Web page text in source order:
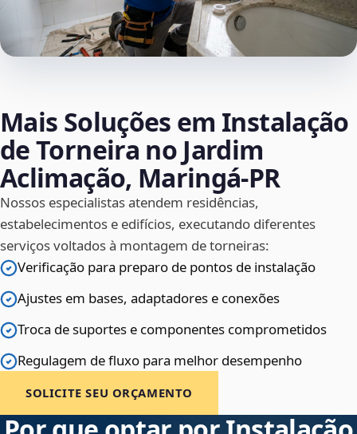
Mais Soluções em Instalação
de Torneira no Jardim
Aclimação, Maringá‑PR
Nossos especialistas atendem residências,
estabelecimentos e edifícios, executando diferentes
serviços voltados à montagem de torneiras:
Verificação para preparo de pontos de instalação
Ajustes em bases, adaptadores e conexões
Troca de suportes e componentes comprometidos
Regulagem de fluxo para melhor desempenho
SOLICITE SEU ORÇAMENTO